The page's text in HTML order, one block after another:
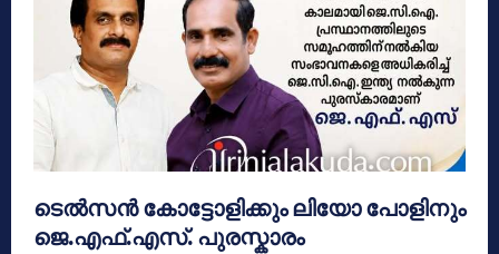
ടെൽസൻ കോട്ടോളിക്കും ലിയോ പോളിനും
ജെ.എഫ്.എസ്. പുരസ്കാരം